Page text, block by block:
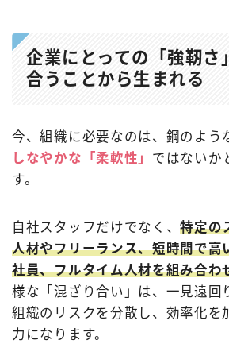
企業にとっての「強靭さ
合うことから生まれる
今、組織に必要なのは、鋼のよう
しなやかな「柔軟性」 ではないか
す。
自社スタッフだけでなく、特定の
人材やフリーランス、短時間で高
社員、フルタイム人材を組み合わ
様な「混ざり合い」は、一見遠回
組織のリスクを分散し、効率化を
力になります。